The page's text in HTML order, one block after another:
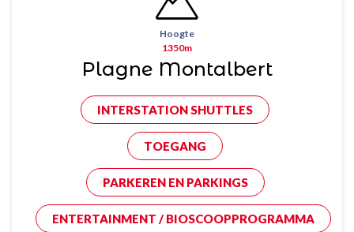
Hoogte
1350m
Plagne Montalbert
INTERSTATION SHUTTLES
TOEGANG
PARKEREN EN PARKINGS
ENTERTAINMENT / BIOSCOOPPROGRAMMA